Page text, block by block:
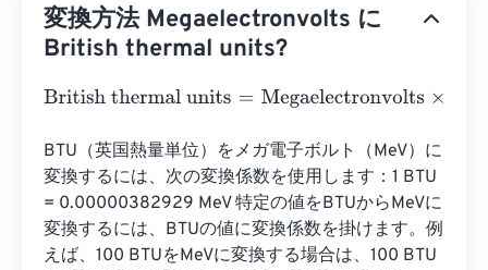
変換方法 Megaelectronvolts に
British thermal units?
British thermal units=Megaelectronvolts×
BTU（英国熱量単位）をメガ電子ボルト（MeV）に
変換するには、次の変換係数を使用します：1 BTU
= 0.00000382929 MeV 特定の値をBTUからMeVに
変換するには、BTUの値に変換係数を掛けます。例
えば、100 BTUをMeVに変換する場合は、100 BTU